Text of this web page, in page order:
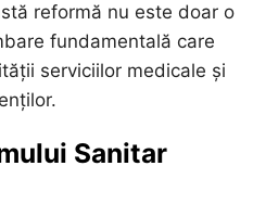
reformă nu este doar o
fundamentală care
serviciilor medicale și
Sanitar